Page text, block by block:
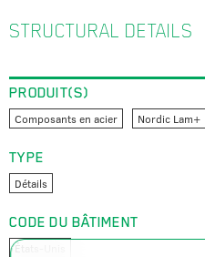
STRUCTURAL DETAILS
PRODUIT(S)
Composants en acier Nordic Lam+
TYPE
Détails
CODE DU BÂTIMENT
États-Unis